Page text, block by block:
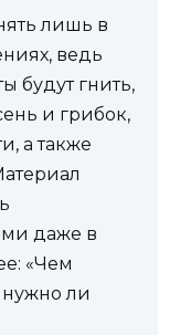
лишь в
ведь
будут гнить,
и грибок,
а также
даже в
«Чем
нужно ли